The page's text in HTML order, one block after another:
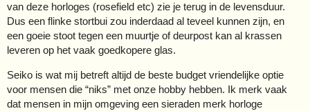
van deze horloges (rosefield etc) zie je terug in de levensduur.
Dus een flinke stortbui zou inderdaad al teveel kunnen zijn, en
een goeie stoot tegen een muurtje of deurpost kan al krassen
leveren op het vaak goedkopere glas.
Seiko is wat mij betreft altijd de beste budget vriendelijke optie
voor mensen die “niks” met onze hobby hebben. Ik merk vaak
dat mensen in mijn omgeving een sieraden merk horloge